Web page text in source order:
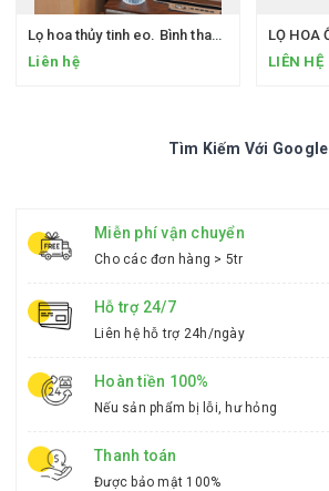
Lọ hoa thủy tinh eo. Bình thanh tịnh
Liên hệ
LIÊN HỆ
Tìm Kiếm Với Google
Miễn phí vận chuyển
Cho các đơn hàng > 5tr
Hỗ trợ 24/7
Liên hệ hỗ trợ 24h/ngày
Hoàn tiền 100%
Nếu sản phẩm bị lỗi, hư hỏng
Thanh toán
Được bảo mật 100%